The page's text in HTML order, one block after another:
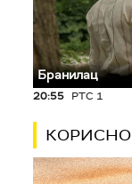
Бранилац
20:55 РТС 1
КОРИСНО